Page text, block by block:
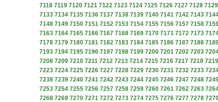
7118 7119 7120 7121 7122 7123 7124 7125 7126 7127 7128 7129
7133 7134 7135 7136 7137 7138 7139 7140 7141 7142 7143
7148 7149 7150 7151 7152 7153 7154 7155 7156 7157 7158
7163 7164 7165 7166 7167 7168 7169 7170 7171 7172 7173
7178 7179 7180 7181 7182 7183 7184 7185 7186 7187 7188
7193 7194 7195 7196 7197 7198 7199 7200 7201 7202 7203
7208 7209 7210 7211 7212 7213 7214 7215 7216 7217 7218 7219
7223 7224 7225 7226 7227 7228 7229 7230 7231 7232 7233
7238 7239 7240 7241 7242 7243 7244 7245 7246 7247 7248
7253 7254 7255 7256 7257 7258 7259 7260 7261 7262 7263
7268 7269 7270 7271 7272 7273 7274 7275 7276 7277 7278